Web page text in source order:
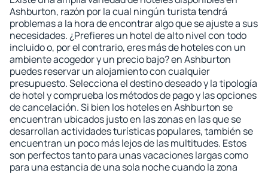
Ashburton, razón por la cual ningún turista tendrá
problemas a la hora de encontrar algo que se ajuste a sus
necesidades. ¿Prefieres un hotel de alto nivel con todo
incluido o, por el contrario, eres más de hoteles con un
ambiente acogedor y un precio bajo? en Ashburton
puedes reservar un alojamiento con cualquier
presupuesto. Selecciona el destino deseado y la tipología
de hotel y comprueba los métodos de pago y las opciones
de cancelación. Si bien los hoteles en Ashburton se
encuentran ubicados justo en las zonas en las que se
desarrollan actividades turísticas populares, también se
encuentran un poco más lejos de las multitudes. Estos
son perfectos tanto para unas vacaciones largas como
para una estancia de una sola noche cuando la zona